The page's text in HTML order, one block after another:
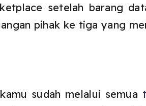
setelah barang
pihak ke tiga yang
sudah melalui semua